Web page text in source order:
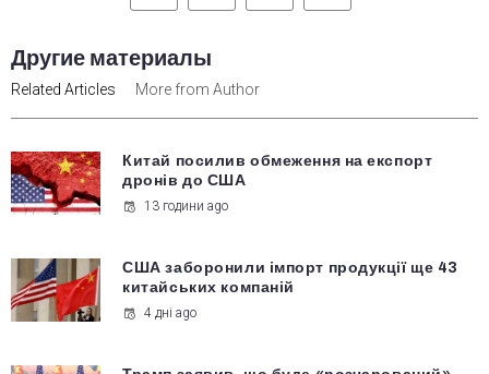
Другие материалы
Related Articles More from Author
Китай посилив обмеження на експорт
дронів до США
13 години ago
США заборонили імпорт продукції ще 43
китайських компаній
4 дні ago